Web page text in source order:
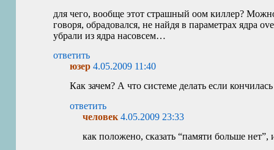
для чего, вообще этот страшный оом киллер?
говоря, обрадовался, не найдя в параметрах ядра
убрали из ядра насовсем…
ответить
юзер4.05.2009 11:40
Как зачем? А что системе делать если
ответить
человек4.05.2009 23:33
как положено, сказать “памяти больше нет”,